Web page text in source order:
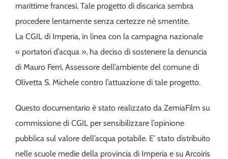
marittime francesi. Tale progetto di discarica sembra
procedere lentamente senza certezze nè smentite.
La CGIL di Imperia, in linea con la campagna nazionale
« portatori d’acqua », ha deciso di sostenere la denuncia
di Mauro Ferri, Assessore dell’ambiente del comune di
Olivetta S. Michele contro l’attuazione di tale progetto.
Questo documentario è stato realizzato da ZemiaFilm su
commissione di CGIL per sensibilizzare l’opinione
pubblica sul valore dell’acqua potabile. E’ stato distribuito
nelle scuole medie della provincia di Imperia e su Arcoiris